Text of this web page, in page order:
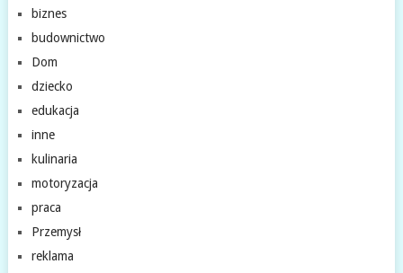
biznes
budownictwo
Dom
dziecko
edukacja
inne
kulinaria
motoryzacja
praca
Przemysł
reklama